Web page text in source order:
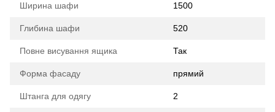
Ширина шафи 1500
Глибина шафи 520
Повне висування ящика Так
Форма фасаду прямий
Штанга для одягу 2